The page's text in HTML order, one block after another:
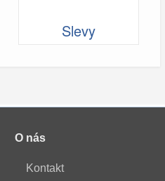
Slevy
O nás
Kontakt